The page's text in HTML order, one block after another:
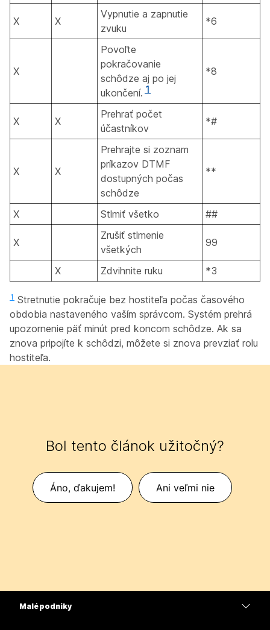
X X
Vypnutie a zapnutie
zvuku
*6
X
Povoľte
pokračovanie
schôdze aj po jej
ukončení. 1
*8
X X
Prehrať počet
účastníkov
*#
X X
Prehrajte si zoznam
príkazov DTMF
dostupných počas
schôdze
**
X Stlmiť všetko ##
X
Zrušiť stlmenie
všetkých
99
X Zdvihnite ruku *3
1 Stretnutie pokračuje bez hostiteľa počas časového
obdobia nastaveného vaším správcom. Systém prehrá
upozornenie päť minút pred koncom schôdze. Ak sa
znova pripojíte k schôdzi, môžete si znova prevziať rolu
hostiteľa.
Bol tento článok užitočný?
Áno, ďakujem! Ani veľmi nie
Malé podniky